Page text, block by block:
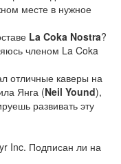
месте в нужное
La Coka Nostra?
членом La Coka
отличные каверы на
Янга (Neil Yound),
развивать эту
Inc. Подписан ли на